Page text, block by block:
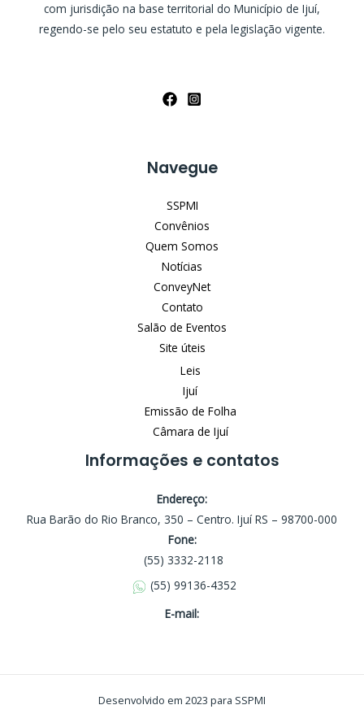
com jurisdição na base territorial do Município de Ijuí,
regendo-se pelo seu estatuto e pela legislação vigente.
Navegue
SSPMI
Convênios
Quem Somos
Notícias
ConveyNet
Contato
Salão de Eventos
Site úteis
Leis
Ijuí
Emissão de Folha
Câmara de Ijuí
Informações e contatos
Endereço:
Rua Barão do Rio Branco, 350 – Centro. Ijuí RS – 98700-000
Fone:
(55) 3332-2118
(55) 99136-4352
E-mail:
Desenvolvido em 2023 para SSPMI